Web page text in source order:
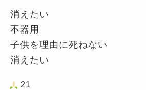
消えたい
不器用
子供を理由に死ねない
消えたい
21